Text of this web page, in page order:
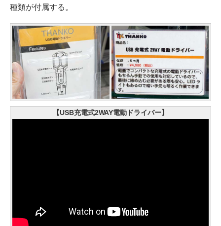
種類が付属する。
【USB充電式2WAY電動ドライバー】